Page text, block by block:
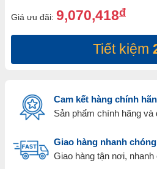
Giá ưu đãi: 9,070,418đ
Tiết kiệm
Cam kết hàng chính
Sản phẩm chính hãng
Giao hàng nhanh chóng
Giao hàng tận nơi, nhanh